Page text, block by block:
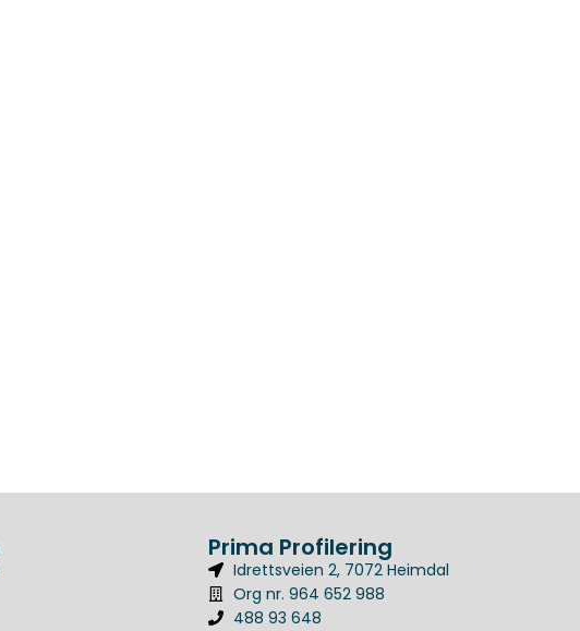
Prima Profilering
Idrettsveien 2, 7072 Heimdal
Org nr. 964 652 988
488 93 648